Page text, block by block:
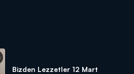
Bizden Lezzetler 12 Mart